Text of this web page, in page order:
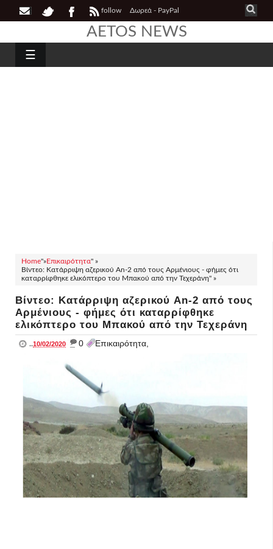
follow Δωρεά - PayPal
AETOS NEWS
☰
Home"»Επικαιρότητα" »
Βίντεο: Κατάρριψη αζερικού An-2 από τους Αρμένιους - φήμες ότι
καταρρίφθηκε ελικόπτερο του Μπακού από την Τεχεράνη" »
Βίντεο: Κατάρριψη αζερικού An-2 από τους
Αρμένιους - φήμες ότι καταρρίφθηκε
ελικόπτερο του Μπακού από την Τεχεράνη
..10/02/2020 _ 0 Επικαιρότητα,